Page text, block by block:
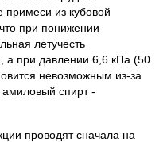
примеси из кубовой
при понижении
летучесть
а при давлении 6,6 кПа (50
невозможным из-за
спирт -
проводят сначала на